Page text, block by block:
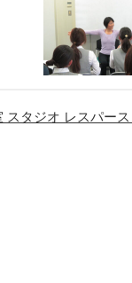
タジオ レスパー